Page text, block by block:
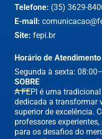
SOBRE
A FEPI é uma
dedicada a transformar
superior de excelência.
professores
para os desafios do
Telefone: (35) 3629-
E-mail:
Site: fepi.br
Horário de Atendimento
Segunda à sexta: